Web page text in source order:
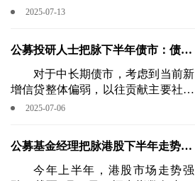
孙晓辉热！7月以来，全国高温不
出历史新高。伴随着迎峰度夏，电力
板块行情也开始持续升温。今年3月
以来，万得电力指数累计涨幅已接近
10%，仅7月便累计上涨近3%。就在
2025-07-13
公募投研人士把脉下半年债市：债市
有望稳中向好，或呈“低利率、中波
动”震荡格局
对于中长期债市，考虑到当前新
增信贷整体偏弱，以往贡献主要社融
增量的基建和地产领域在行业融资受
较为明显；且PPI持续为负的状况尚
未改变，实体经济仍面临有效需求不
2025-07-06
公募基金经理把脉港股下半年走势：
港股或呈现“震荡上行+结构分化”格
今年上半年，港股市场走势强